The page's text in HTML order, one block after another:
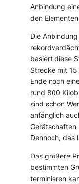
Anbindung
den
Die
basiert diese
Strecke mit
Ende noch
rund 800
sind schon
anfänglich
Gerätschaften
Dennoch, das
Das größere
bestimmten
terminieren